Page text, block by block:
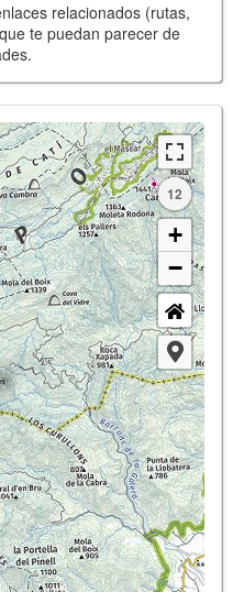
relacionados (rutas,
te puedan parecer de
12
+
−